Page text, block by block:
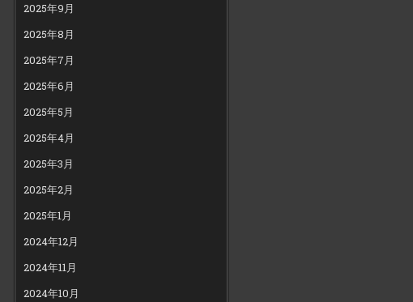
2025年9月
2025年8月
2025年7月
2025年6月
2025年5月
2025年4月
2025年3月
2025年2月
2025年1月
2024年12月
2024年11月
2024年10月